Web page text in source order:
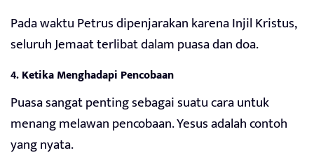
Pada waktu Petrus dipenjarakan karena Injil Kristus,
seluruh Jemaat terlibat dalam puasa dan doa.
4.Ketika Menghadapi Pencobaan
Puasa sangat penting sebagai suatu cara untuk
menang melawan pencobaan. Yesus adalah contoh
yang nyata.